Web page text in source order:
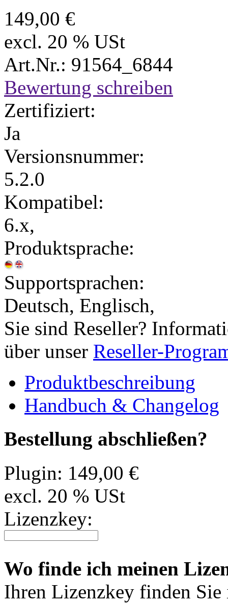
149,00 €
excl. 20 % USt
Art.Nr.: 91564_6844
Bewertung schreiben
Zertifiziert:
Ja
Versionsnummer:
5.2.0
Kompatibel:
6.x,
Produktsprache:
Supportsprachen:
Deutsch, Englisch,
Sie sind Reseller?
über unser Reseller-
Produktbeschreibung
Handbuch & Changelog
Bestellung abschließen?
Plugin: 149,00 €
excl. 20 % USt
Lizenzkey:
Wo finde ich meinen
Ihren Lizenzkey finden